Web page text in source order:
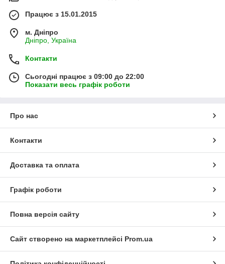
Працює з 15.01.2015
м. Дніпро
Дніпро, Україна
Контакти
Сьогодні працює з 09:00 до 22:00
Показати весь графік роботи
Про нас
Контакти
Доставка та оплата
Графік роботи
Повна версія сайту
Сайт створено на маркетплейсі Prom.ua